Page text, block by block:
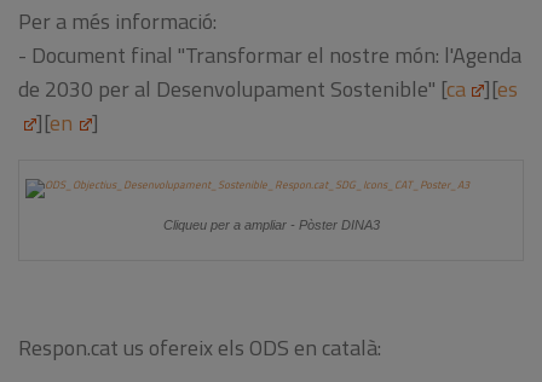
Per a més informació:
- Document final "Transformar el nostre món: l'Agenda
de 2030 per al Desenvolupament Sostenible" [ca ][es
][en ]
Cliqueu per a ampliar - Pòster DINA3
Respon.cat us ofereix els ODS en català: